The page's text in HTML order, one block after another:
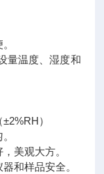
量温度、湿度和
）
美观大方。
器和样品安全。